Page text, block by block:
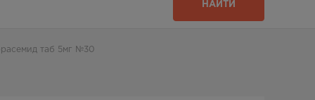
НАЙТИ
таб 5мг №30